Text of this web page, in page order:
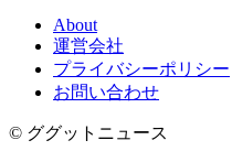
About
運営会社
プライバシーポリシー
お問い合わせ
© ググットニュース